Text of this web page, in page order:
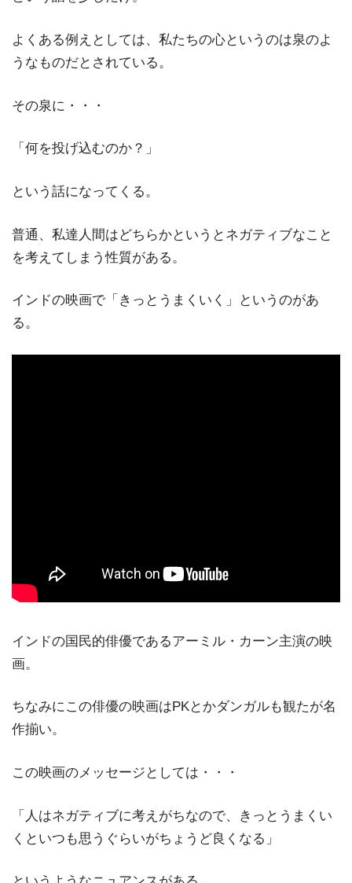
よくある例えとしては、私たちの心というのは泉のよ
うなものだとされている。
その泉に・・・
「何を投げ込むのか？」
という話になってくる。
普通、私達人間はどちらかというとネガティブなこと
を考えてしまう性質がある。
インドの映画で「きっとうまくいく」というのがあ
る。
インドの国民的俳優であるアーミル・カーン主演の映
画。
ちなみにこの俳優の映画はPKとかダンガルも観たが名
作揃い。
この映画のメッセージとしては・・・
「人はネガティブに考えがちなので、きっとうまくい
くといつも思うぐらいがちょうど良くなる」